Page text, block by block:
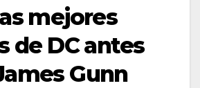
mejores
de DC antes
Gunn